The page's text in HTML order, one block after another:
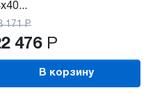
171 Р
476 Р
В корзину